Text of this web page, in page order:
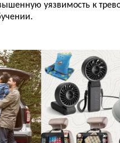
уязвимость к